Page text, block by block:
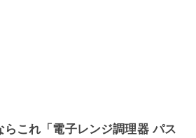
これ「電子レンジ調理器 パス